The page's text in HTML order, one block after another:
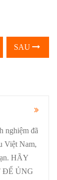
SAU
nghiệm đã
Việt Nam,
HÃY
ĐỂ ỦNG